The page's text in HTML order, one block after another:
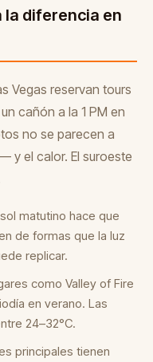
la diferencia en
Vegas reservan tours
cañón a la 1 PM en
no se parecen a
y el calor. El suroeste
matutino hace que
de formas que la luz
replicar.
como Valley of Fire
en verano. Las
24–32°C.
principales tienen